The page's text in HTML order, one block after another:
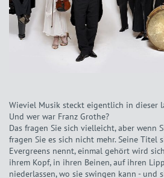
Wieviel Musik steckt eigentlich in dieser
Und wer war Franz Grothe?
Das fragen Sie sich vielleicht, aber wenn
fragen Sie es sich nicht mehr. Seine Titel
Evergreens nennt, einmal gehört wird
ihrem Kopf, in ihren Beinen, auf ihren
niederlassen, wo sie swingen kann - und